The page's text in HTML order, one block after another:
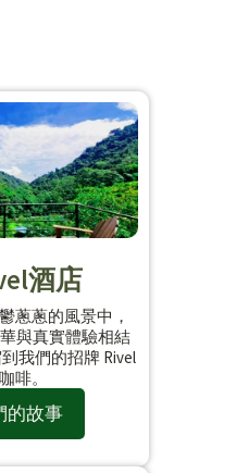
酒店
蔥蔥的風景中，
與真實體驗相結
我們的招牌 Rivel
啡。
的故事